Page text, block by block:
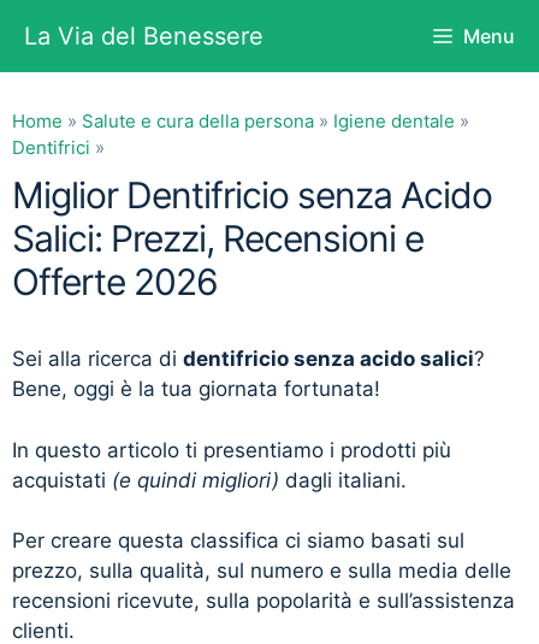
contenuto
La Via del Benessere Menu
Home » Salute e cura della persona » Igiene dentale »
Dentifrici »
Miglior Dentifricio senza Acido
Salici: Prezzi, Recensioni e
Offerte 2026
Sei alla ricerca di dentifricio senza acido salici?
Bene, oggi è la tua giornata fortunata!
In questo articolo ti presentiamo i prodotti più
acquistati (e quindi migliori) dagli italiani.
Per creare questa classifica ci siamo basati sul
prezzo, sulla qualità, sul numero e sulla media delle
recensioni ricevute, sulla popolarità e sull’assistenza
clienti.